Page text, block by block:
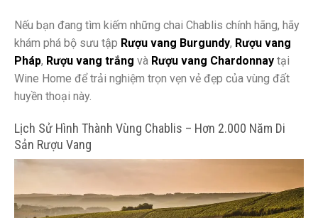
Nếu bạn đang tìm kiếm những chai Chablis chính hãng, hãy
khám phá bộ sưu tập Rượu vang Burgundy, Rượu vang
Pháp, Rượu vang trắng và Rượu vang Chardonnay tại
Wine Home để trải nghiệm trọn vẹn vẻ đẹp của vùng đất
huyền thoại này.
Lịch Sử Hình Thành Vùng Chablis – Hơn 2.000 Năm Di
Sản Rượu Vang